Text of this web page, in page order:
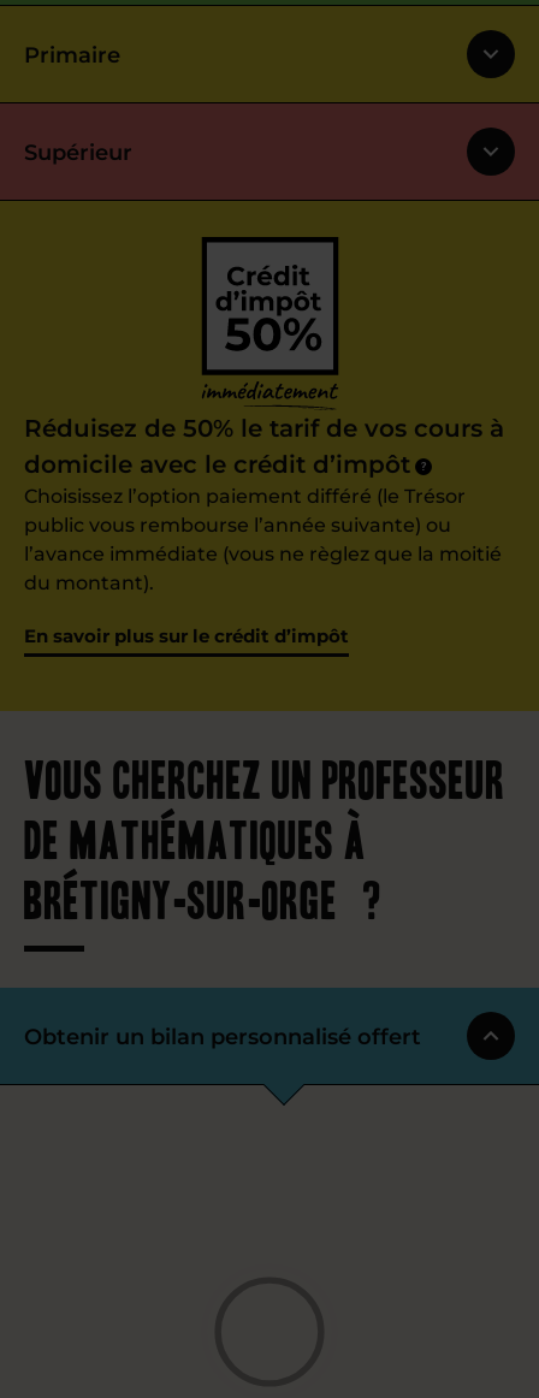
Primaire
Supérieur
Réduisez de 50% le tarif de vos cours à
domicile avec le crédit d’impôt
?
Choisissez l’option paiement différé (le Trésor
public vous rembourse l’année suivante) ou
l’avance immédiate (vous ne règlez que la moitié
du montant).
En savoir plus sur le crédit d’impôt
Vous cherchez un professeur
de mathématiques à
Brétigny-sur-Orge ?
Obtenir un bilan personnalisé offert